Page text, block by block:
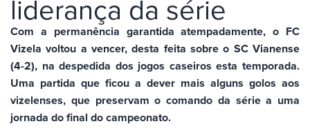
liderança da série
Com a permanência garantida atempadamente, o FC
Vizela voltou a vencer, desta feita sobre o SC Vianense
(4-2), na despedida dos jogos caseiros esta temporada.
Uma partida que ficou a dever mais alguns golos aos
vizelenses, que preservam o comando da série a uma
jornada do final do campeonato.